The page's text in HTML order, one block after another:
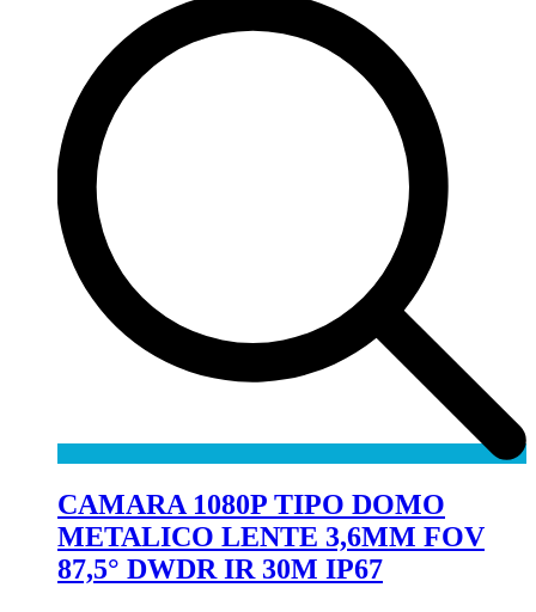
CAMARA 1080P TIPO DOMO
METALICO LENTE 3,6MM FOV
87,5° DWDR IR 30M IP67